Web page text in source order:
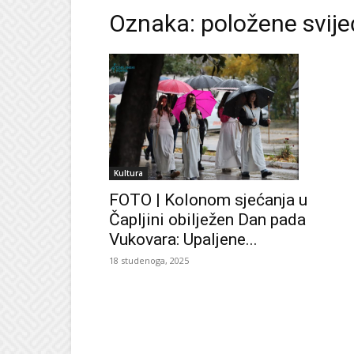
Oznaka: položene
Kultura
FOTO | Kolonom sjećanja u
Čapljini obilježen Dan pada
Vukovara: Upaljene...
18 studenoga, 2025